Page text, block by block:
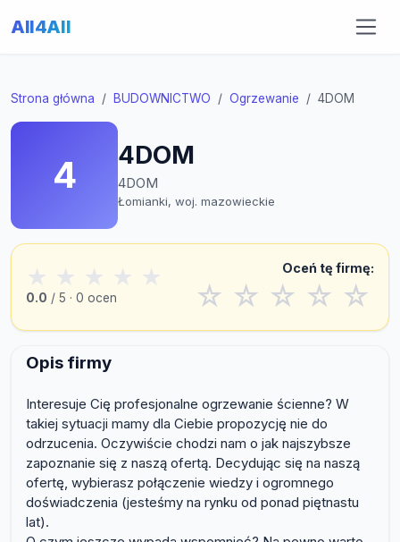
All4All
Strona główna BUDOWNICTWO Ogrzewanie 4DOM
4 4DOM
4DOM
Łomianki, woj. mazowieckie
★ ★ ★ ★ ★
0.0 / 5 · 0 ocen
Oceń tę firmę:
☆ ☆ ☆ ☆ ☆
Opis firmy
Interesuje Cię profesjonalne ogrzewanie ścienne? W
takiej sytuacji mamy dla Ciebie propozycję nie do
odrzucenia. Oczywiście chodzi nam o jak najszybsze
zapoznanie się z naszą ofertą. Decydując się na naszą
ofertę, wybierasz połączenie wiedzy i ogromnego
doświadczenia (jesteśmy na rynku od ponad piętnastu
lat).